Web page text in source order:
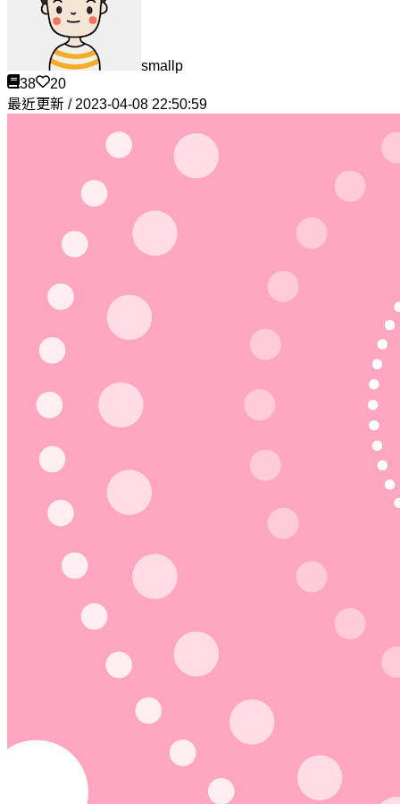
smallp
38
20
最近更新 / 2023-04-08 22:50:59